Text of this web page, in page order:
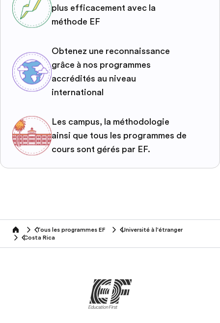
plus efficacement avec la
méthode EF
Obtenez une reconnaissance
grâce à nos programmes
accrédités au niveau
international
Les campus, la méthodologie
ainsi que tous les programmes de
cours sont gérés par EF.
home Tous les programmes EF
Université à l'étranger
Costa Rica